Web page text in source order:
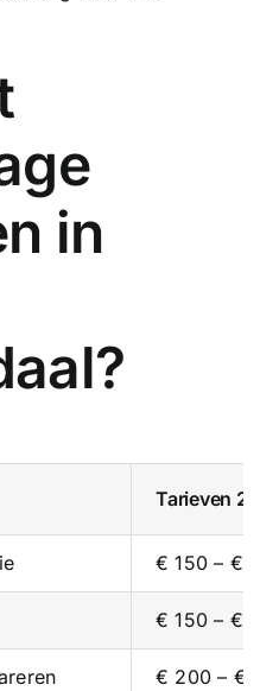
in
Tarieven
€ 150 – €
€ 150 – €
€ 200 – €